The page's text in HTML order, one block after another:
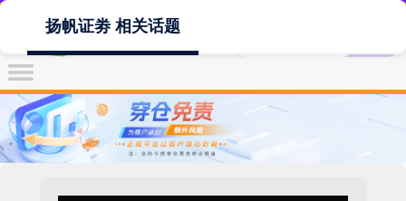
扬帆证劵 相关话题